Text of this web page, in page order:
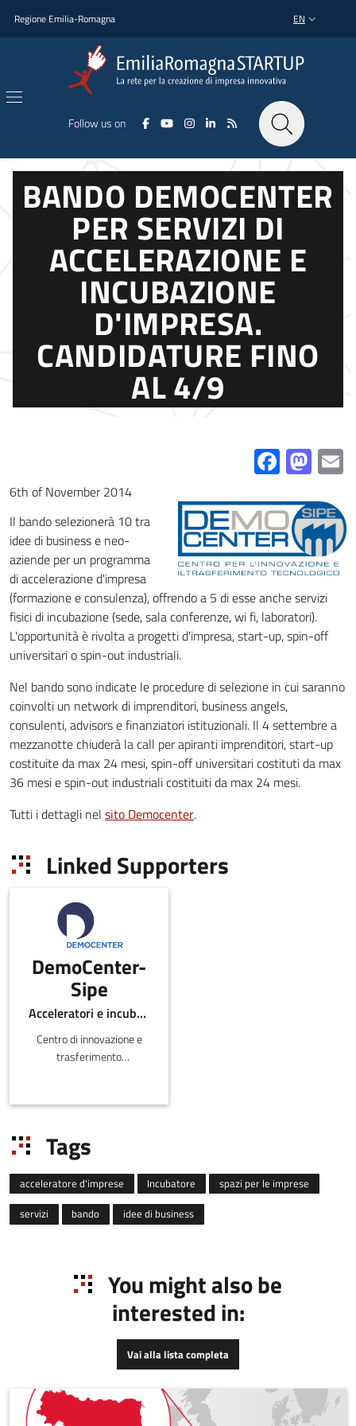
Regione Emilia-Romagna LANGUAGE
EN
Follow us on
BANDO DEMOCENTER
PER SERVIZI DI
ACCELERAZIONE E
INCUBAZIONE
D'IMPRESA.
CANDIDATURE FINO
AL 4/9
6th of November 2014
Il bando selezionerà 10 tra
idee di business e neo-
aziende per un programma
di accelerazione d'impresa
(formazione e consulenza), offrendo a 5 di esse anche servizi
fisici di incubazione (sede, sala conferenze, wi fi, laboratori).
L'opportunità è rivolta a progetti d'impresa, start-up, spin-off
universitari o spin-out industriali.
Nel bando sono indicate le procedure di selezione in cui saranno
coinvolti un network di imprenditori, business angels,
consulenti, advisors e finanziatori istituzionali. Il 4 settembre a
mezzanotte chiuderà la call per apiranti imprenditori, start-up
costituite da max 24 mesi, spin-off universitari costituti da max
36 mesi e spin-out industriali costituiti da max 24 mesi.
Tutti i dettagli nel sito Democenter.
Linked Supporters
DemoCenter-
Sipe
Acceleratori e incubatori di in-ER , Centri per l'innovazione
Centro di innovazione e
trasferimento
tecnologie utilizzando la
Tags
acceleratore d'imprese Incubatore
spazi per le imprese
servizi
bando idee di business
You might also be
interested in:
Vai alla lista completa